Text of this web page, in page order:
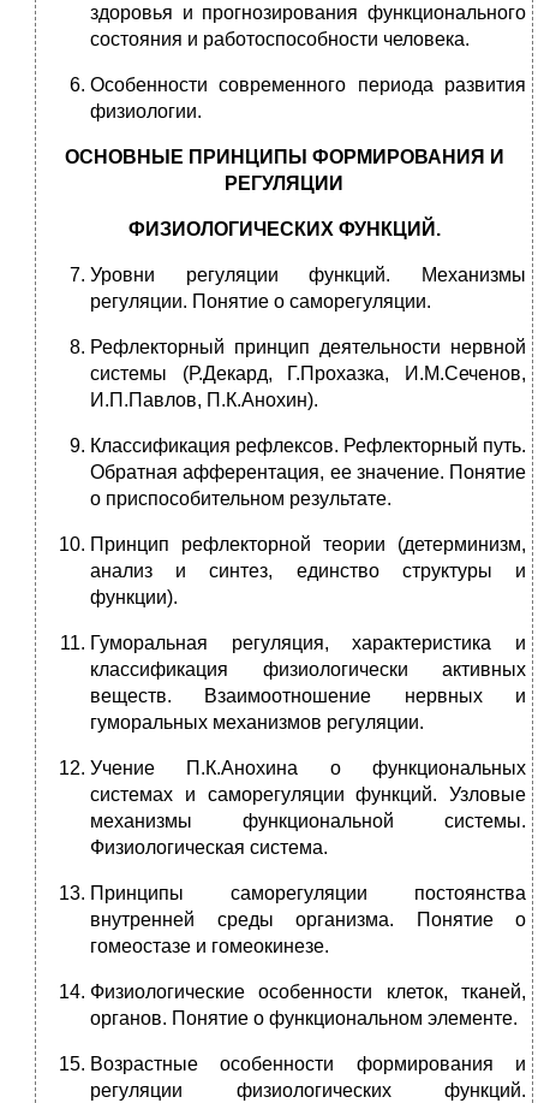
здоровья и прогнозирования функционального
состояния и работоспособности человека.
Особенности современного периода развития
физиологии.
ОСНОВНЫЕ ПРИНЦИПЫ ФОРМИРОВАНИЯ И
РЕГУЛЯЦИИ
ФИЗИОЛОГИЧЕСКИХ ФУНКЦИЙ.
Уровни регуляции функций. Механизмы
регуляции. Понятие о саморегуляции.
Рефлекторный принцип деятельности нервной
системы (Р.Декард, Г.Прохазка, И.М.Сеченов,
И.П.Павлов, П.К.Анохин).
Классификация рефлексов. Рефлекторный путь.
Обратная афферентация, ее значение. Понятие
о приспособительном результате.
Принцип рефлекторной теории (детерминизм,
анализ и синтез, единство структуры и
функции).
Гуморальная регуляция, характеристика и
классификация физиологически активных
веществ. Взаимоотношение нервных и
гуморальных механизмов регуляции.
Учение П.К.Анохина о функциональных
системах и саморегуляции функций. Узловые
механизмы функциональной системы.
Физиологическая система.
Принципы саморегуляции постоянства
внутренней среды организма. Понятие о
гомеостазе и гомеокинезе.
Физиологические особенности клеток, тканей,
органов. Понятие о функциональном элементе.
Возрастные особенности формирования и
регуляции физиологических функций.